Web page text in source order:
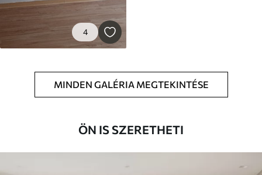
4
MINDEN GALÉRIA MEGTEKINTÉSE
ÖN IS SZERETHETI